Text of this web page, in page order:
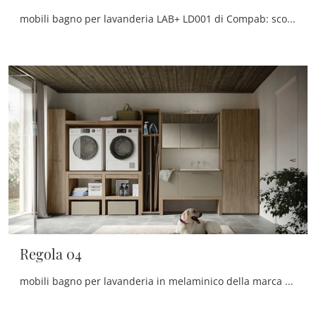
mobili bagno per lavanderia LAB+ LD001 di Compab: scopri l'Arredo Bagno in melaminico moderno e arreda il bagno di casa.
Regola 04
mobili bagno per lavanderia in melaminico della marca Cerasa: clicca e scopri l'arredo bagno moderno Regola 04 per la stanza del benessere.